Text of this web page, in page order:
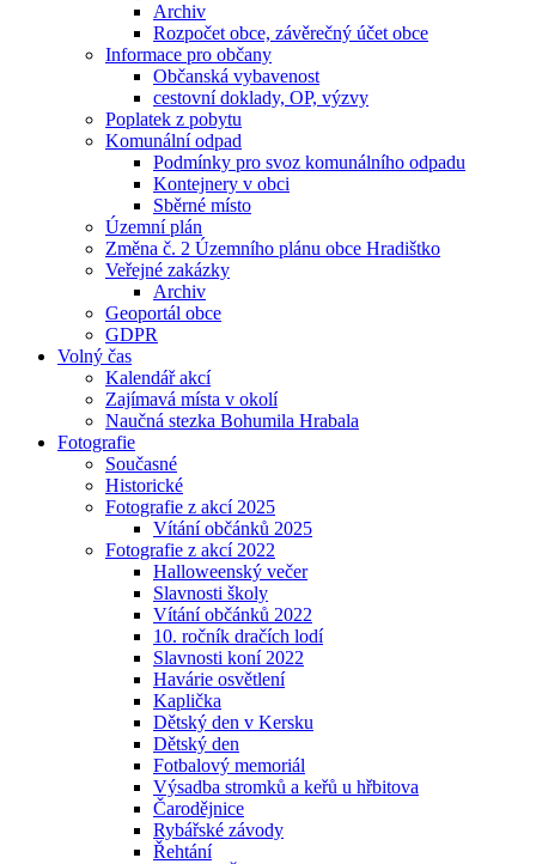
Archiv
Rozpočet obce, závěrečný účet obce
Informace pro občany
Občanská vybavenost
cestovní doklady, OP, výzvy
Poplatek z pobytu
Komunální odpad
Podmínky pro svoz komunálního odpadu
Kontejnery v obci
Sběrné místo
Územní plán
Změna č. 2 Územního plánu obce Hradištko
Veřejné zakázky
Archiv
Geoportál obce
GDPR
Volný čas
Kalendář akcí
Zajímavá místa v okolí
Naučná stezka Bohumila Hrabala
Fotografie
Současné
Historické
Fotografie z akcí 2025
Vítání občánků 2025
Fotografie z akcí 2022
Halloweenský večer
Slavnosti školy
Vítání občánků 2022
10. ročník dračích lodí
Slavnosti koní 2022
Havárie osvětlení
Kaplička
Dětský den v Kersku
Dětský den
Fotbalový memoriál
Výsadba stromků a keřů u hřbitova
Čarodějnice
Rybářské závody
Řehtání